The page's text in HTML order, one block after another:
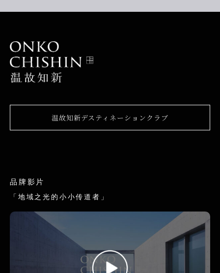
温故知新デスティネーションクラブ
品牌影片
「地域之光的小小传道者」